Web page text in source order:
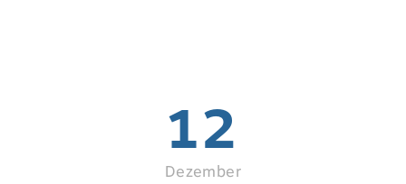
12
Dezember